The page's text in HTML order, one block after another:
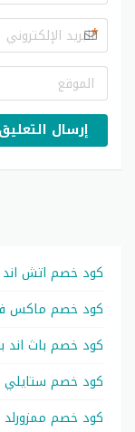
*
إرسال التعليق
كود خصم اتش اند
كود خصم ماكس
كود خصم باث
كود خصم ستايلي
كود خصم ممزورلد